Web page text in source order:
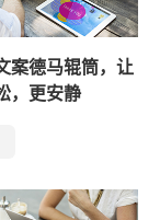
案德马辊筒，让
，更安静